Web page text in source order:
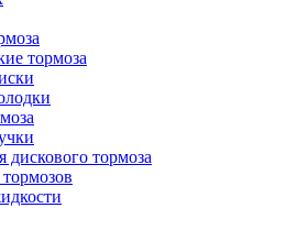
тормоза
дискового тормоза